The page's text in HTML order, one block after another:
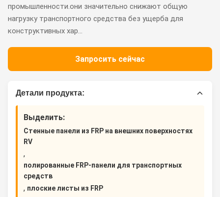
промышленности.они значительно снижают общую
нагрузку транспортного средства без ущерба для
конструктивных хар...
Запросить сейчас
Детали продукта:
Выделить:
Стенные панели из FRP на внешних поверхностях
RV
,
полированные FRP-панели для транспортных
средств
, плоские листы из FRP